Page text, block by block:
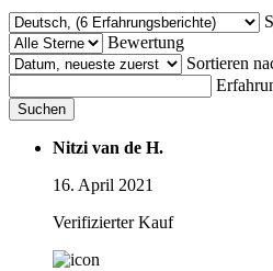
Bewertung
Sortieren
Suchen
Nitzi van de H.
16. April 2021
Verifizierter Kauf